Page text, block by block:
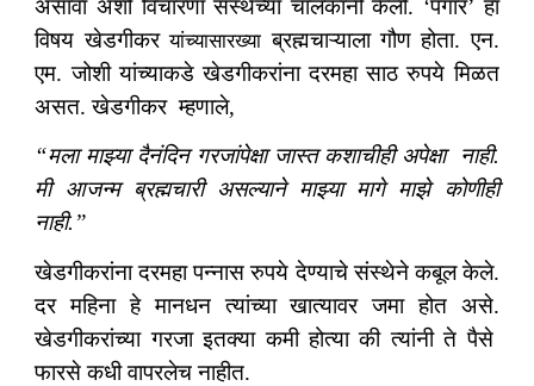
असावा अशी विचारणा संस्थेच्या चालकांनी केली. ‘पगार’ हा
विषय खेडगीकरयांच्यासारख्या ब्रह्मचाऱ्याला गौण होता. एन.
एम. जोशी यांच्याकडे खेडगीकरांना दरमहा साठ रुपये मिळत
असत. खेडगीकर म्हणाले,
“मला माझ्या दैनंदिन गरजांपेक्षा जास्त कशाचीही अपेक्षा नाही.
मी आजन्म ब्रह्मचारी असल्याने माझ्या मागे माझे कोणीही
नाही.”
खेडगीकरांना दरमहा पन्नास रुपये देण्याचे संस्थेने कबूल केले.
दर महिना हे मानधन त्यांच्या खात्यावर जमा होत असे.
खेडगीकरांच्या गरजा इतक्या कमी होत्या की त्यांनी ते पैसे
फारसे कधी वापरलेच नाहीत.